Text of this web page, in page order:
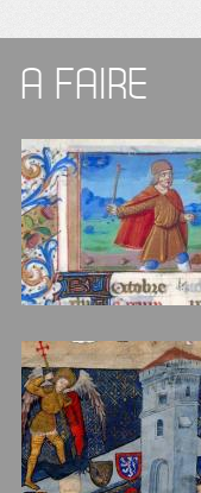
A FAIRE